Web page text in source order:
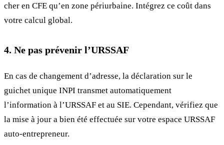
cher en CFE qu’en zone périurbaine. Intégrez ce coût dans
votre calcul global.
4. Ne pas prévenir l’URSSAF
En cas de changement d’adresse, la déclaration sur le
guichet unique INPI transmet automatiquement
l’information à l’URSSAF et au SIE. Cependant, vérifiez que
la mise à jour a bien été effectuée sur votre espace URSSAF
auto-entrepreneur.